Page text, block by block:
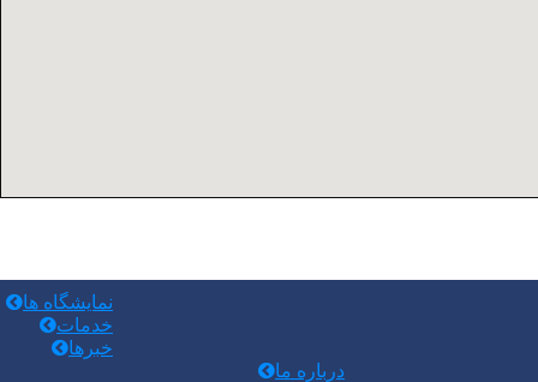
نمایشگاه ها
خدمات
خبرها
درباره ما